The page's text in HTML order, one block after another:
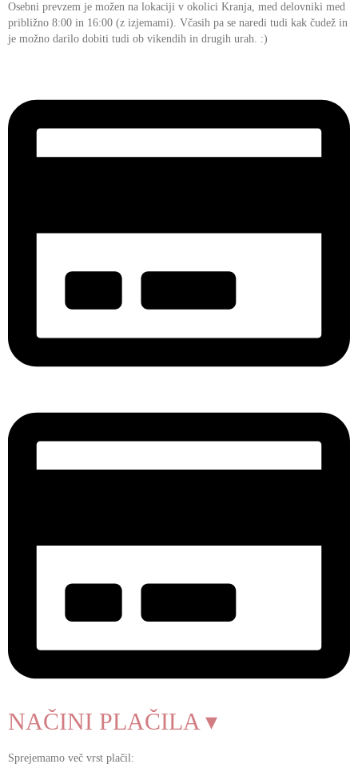
Osebni prevzem je možen na lokaciji v okolici Kranja, med delovniki med
približno 8:00 in 16:00 (z izjemami). Včasih pa se naredi tudi kak čudež in
je možno darilo dobiti tudi ob vikendih in drugih urah. :)
NAČINI PLAČILA ▾
Sprejemamo več vrst plačil: